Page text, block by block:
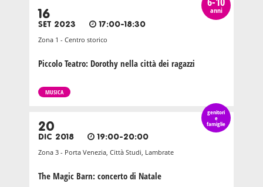
anni
16
SET 2023 17:00-18:30
Zona 1 - Centro storico
Piccolo Teatro: Dorothy nella città dei ragazzi
MUSICA
genitori
e
famiglie
20
DIC 2018 19:00-20:00
Zona 3 - Porta Venezia, Città Studi, Lambrate
The Magic Barn: concerto di Natale